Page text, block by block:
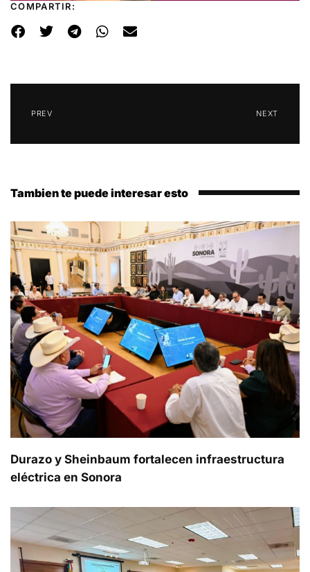
COMPARTIR:
PREV NEXT
Tambien te puede interesar esto
Durazo y Sheinbaum fortalecen infraestructura
eléctrica en Sonora